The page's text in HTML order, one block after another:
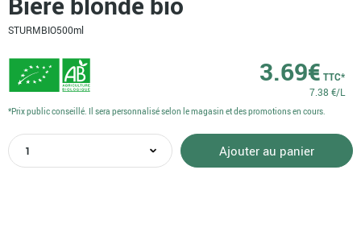
STURMBIO500ml
3.69€ TTC*
7.38 €/L
quantité
de
Ajouter au panier
*Prix public conseillé. Il sera personnalisé selon le magasin et des promotions en cours.